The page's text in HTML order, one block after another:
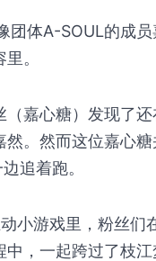
团体A-SOUL的成
。
（嘉心糖）发现了
然。然而这位嘉心
追着跑。
小游戏里，粉丝们
中，一起跨过了枝